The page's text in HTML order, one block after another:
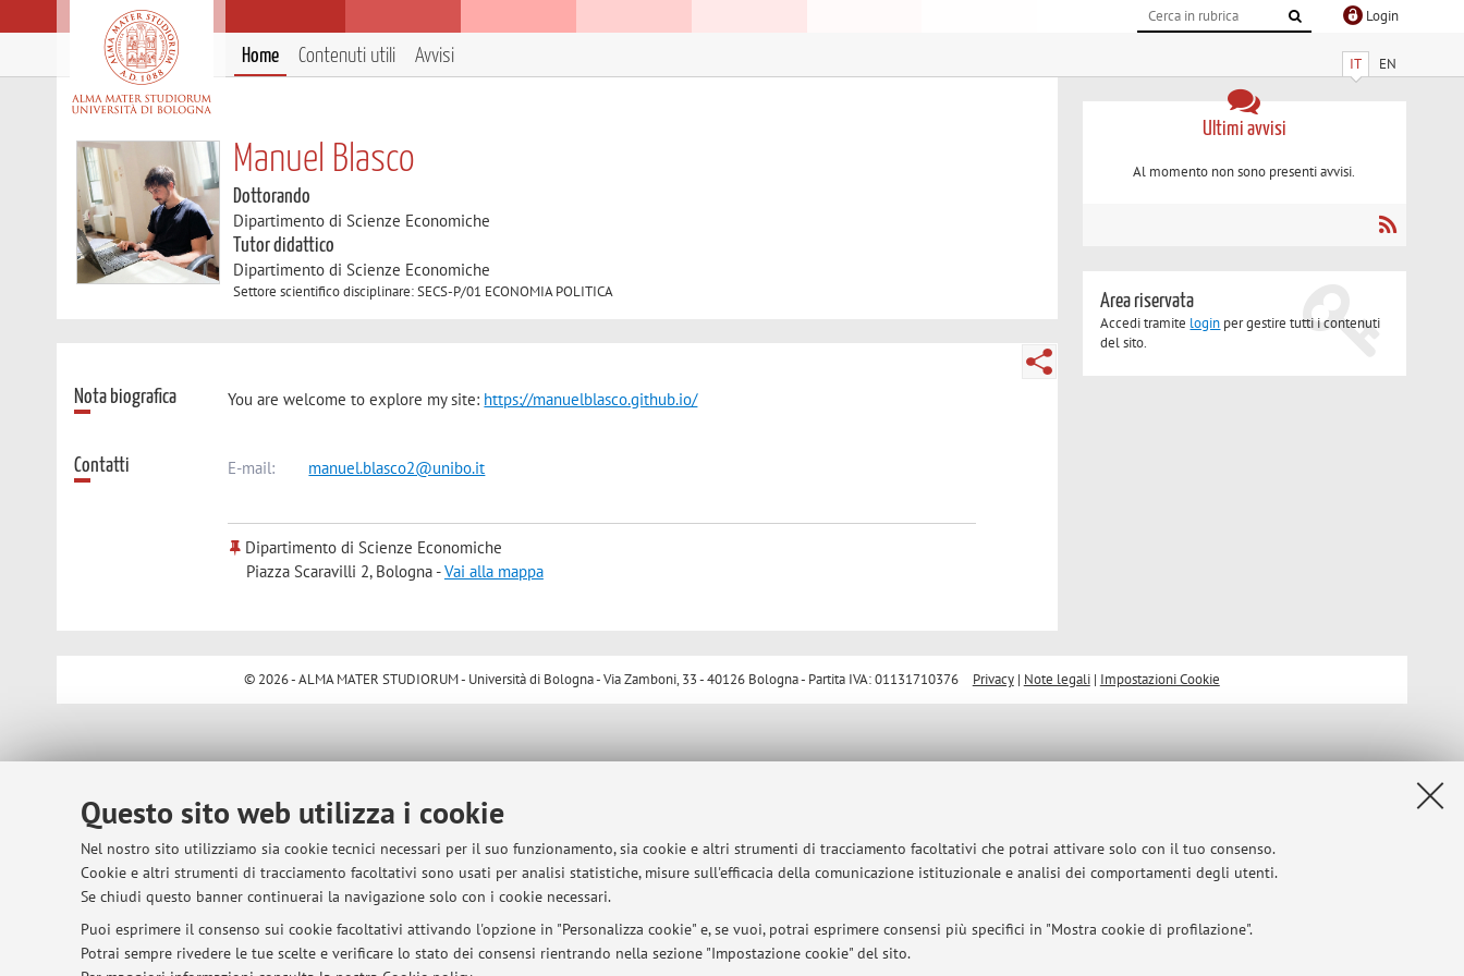
Questo sito web utilizza i cookie
Nel nostro sito utilizziamo sia cookie tecnici necessari per il suo funzionamento, sia cookie e altri strumenti di tracciamento facoltativi che potrai attivare solo con il tuo consenso.
Cookie e altri strumenti di tracciamento facoltativi sono usati per analisi statistiche, misure sull'efficacia della comunicazione istituzionale e analisi dei comportamenti degli utenti.
Se chiudi questo banner continuerai la navigazione solo con i cookie necessari.
Puoi esprimere il consenso sui cookie facoltativi attivando l'opzione in "Personalizza cookie" e, se vuoi, potrai esprimere consensi più specifici in "Mostra cookie di profilazione".
Potrai sempre rivedere le tue scelte e verificare lo stato dei consensi rientrando nella sezione "Impostazione cookie" del sito.
Login
IT EN
Home Contenuti utili Avvisi
Manuel Blasco
Dottorando
Dipartimento di Scienze Economiche
Tutor didattico
Dipartimento di Scienze Economiche
Settore scientifico disciplinare: SECS-P/01 ECONOMIA POLITICA
Nota biografica You are welcome to explore my site: https://manuelblasco.github.io/
Contatti E-mail: manuel.blasco2@unibo.it
Dipartimento di Scienze Economiche
Piazza Scaravilli 2, Bologna -Vai alla mappa
Ultimi avvisi
Al momento non sono presenti avvisi.
Area riservata
Accedi tramite login per gestire tutti i contenuti
del sito.
© 2026 - ALMA MATER STUDIORUM - Università di Bologna - Via Zamboni, 33 - 40126 Bologna - Partita IVA: 01131710376 Privacy| Note legali| Impostazioni Cookie